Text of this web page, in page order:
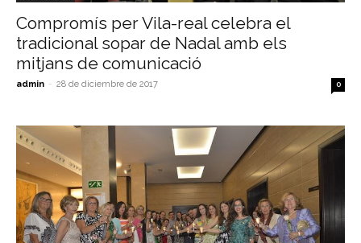
Compromís per Vila-real celebra el
tradicional sopar de Nadal amb els
mitjans de comunicació
admin - 28 de diciembre de 2017 0